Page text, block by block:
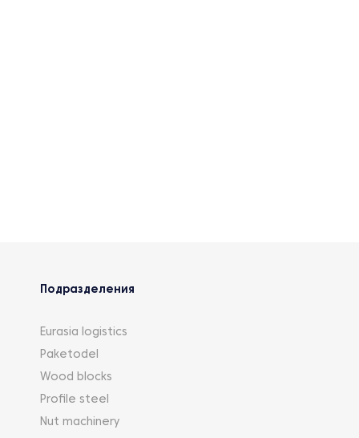
Подразделения
Eurasia logistics
Paketodel
Wood blocks
Profile steel
Nut machinery